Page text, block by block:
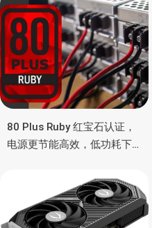
80 Plus Ruby 红宝石认证，
电源更节能高效，低功耗下